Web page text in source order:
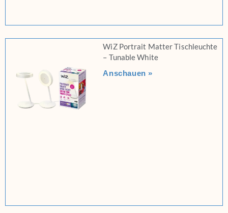
WiZ Portrait Matter Tischleuchte
– Tunable White
Anschauen »